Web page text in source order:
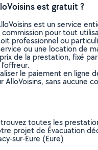
est gratuit ?
est un service
commission pour tout
professionnel ou
ou une location de
de la prestation, fixé
le paiement en ligne
sans aucune
trouvez toutes les
projet de Évacuation
sur-Eure (Eure)